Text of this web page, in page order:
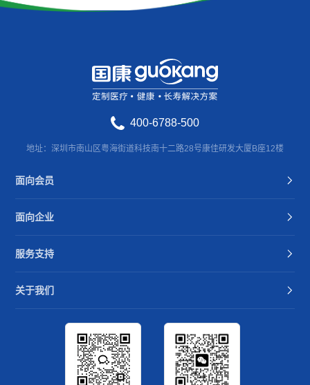
400-6788-500
地址：深圳市南山区粤海街道科技南十二路28号康佳研发大厦B座12楼
面向会员
面向企业
服务支持
关于我们